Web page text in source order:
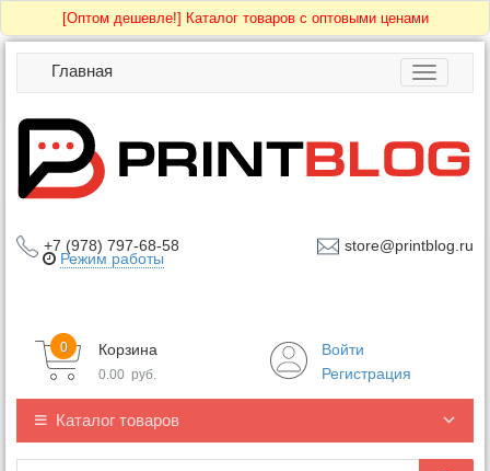
[Оптом дешевле!] Каталог товаров с оптовыми ценами
Toggle
Главная
+7 (978) 797-68-58 store@printblog.ru
Режим работы
Корзина
0
0.00 руб.
Войти
Регистрация
Каталог товаров